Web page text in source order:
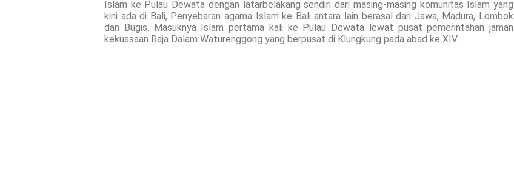
Islam ke Pulau Dewata dengan latarbelakang sendiri dari masing-masing komunitas Islam yang
kini ada di Bali, Penyebaran agama Islam ke Bali antara lain berasal dari Jawa, Madura, Lombok
dan Bugis. Masuknya Islam pertama kali ke Pulau Dewata lewat pusat pemerintahan jaman
kekuasaan Raja Dalam Waturenggong yang berpusat di Klungkung pada abad ke XIV.